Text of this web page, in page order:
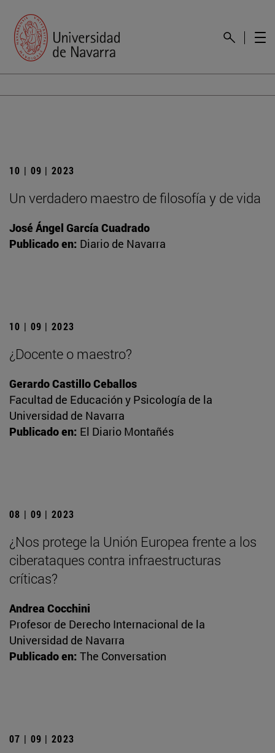
10 | 09 | 2023
Un verdadero maestro de filosofía y de vida
José Ángel García Cuadrado
Publicado en: Diario de Navarra
10 | 09 | 2023
¿Docente o maestro?
Gerardo Castillo Ceballos
Facultad de Educación y Psicología de la
Universidad de Navarra
Publicado en: El Diario Montañés
08 | 09 | 2023
¿Nos protege la Unión Europea frente a los
ciberataques contra infraestructuras
críticas?
Andrea Cocchini
Profesor de Derecho Internacional de la
Universidad de Navarra
Publicado en: The Conversation
07 | 09 | 2023